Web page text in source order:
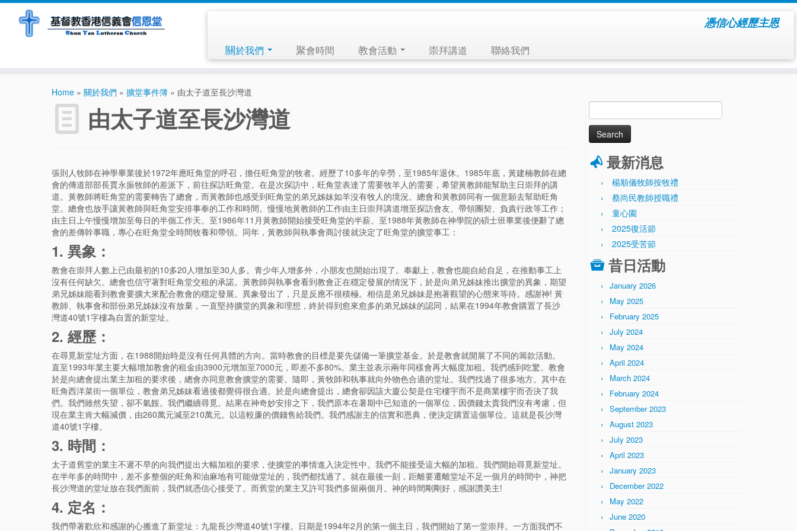
憑信心經歷主恩
關於我們 聚會時間 教會活動 崇拜講道 聯絡我們
Home » 關於我們 » 擴堂事件簿 » 由太子道至長沙灣道
由太子道至長沙灣道
張則人牧師在神學畢業後於1972年應旺角堂的呼召，擔任旺角堂的牧者。經歷了10多年的辛勞，至1985年退休。1985年底，黃建楠教師在總
會的傳道部部長賈永振牧師的差派下，前往探訪旺角堂。在是次探訪中，旺角堂表達了需要牧羊人的需要，希望黃教師能幫助主日崇拜的講
道。黃教師將旺角堂的需要轉告了總會，而黃教師也感受到旺角堂的弟兄姊妹如羊沒有牧人的境況。總會和黃教師同有一個意願去幫助旺角
堂。總會也放手讓黃教師與旺角堂安排事奉的工作和時間。慢慢地黃教師的工作由主日崇拜講道增至探訪會友、帶領團契、負責行政等工作；
由主日上午慢慢增加至每日的半個工作天。至1986年11月黃教師開始接受旺角堂的半薪。至1988年黃教師在神學院的碩士班畢業後便辭了總
會的差傳幹事職，專心在旺角堂全時間牧養和帶領。同年，黃教師與執事會商討後就決定了旺角堂的擴堂事工：
1. 異象：
教會在崇拜人數上已由最初的10多20人增加至30人多。青少年人增多外，小朋友也開始出現了。奉獻上，教會也能自給自足，在推動事工上
沒有任何缺欠。總會也信守著對旺角堂交租的承諾。黃教師與執事會看到教會正在穩定發展的情況下，於是向弟兄姊妹推出擴堂的異象，期望
弟兄姊妹能看到教會要擴大來配合教會的穩定發展。異象發出了，只是反應不很積極。相信是弟兄姊妹是抱著觀望的心態來等待。感謝神! 黃
教師、執事會和部份弟兄姊妹沒有放棄，一直堅持擴堂的異象和理想，終於得到愈來愈多的弟兄姊妹的認同，結果在1994年教會購置了長沙
灣道40號1字樓為自置的新堂址。
2. 經歷：
在尋覓新堂址方面，在1988開始時是沒有任何具體的方向。當時教會的目標是要先儲備一筆擴堂基金。於是教會就開展了不同的籌款活動。
直至1993年業主要大幅增加教會的租金由3900元增加至7000元，即差不多80%。業主並表示兩年同樣會再大幅度加租。我們感到吃驚。教會
於是向總會提出業主加租的要求後，總會亦同意教會擴堂的需要。隨即，黃牧師和執事就向外物色合適的堂址。我們找過了很多地方。其中在
旺角西洋菜街一個單位，教會弟兄姊妹看過後都覺得很合適。於是向總會提出，總會卻因該大廈公契是住宅樓宇而不是商業樓宇而否決了我
們。我們雖然失望，卻不氣餒。我們繼續尋覓。結果在神奇妙安排之下，我們原本在暑期中已知道的一個單位，因價錢太貴我們沒有考慮，但
現在業主肯大幅減價，由260萬元減至210萬元。以這較廉的價錢售給我們。我們感謝主的信實和恩典，便決定購置這個單位。這就是長沙灣
道40號1字樓。
3. 時間：
太子道舊堂的業主不遲不早的向我們提出大幅加租的要求，使擴堂的事情進入決定性中。我們不能接受這大幅的加租。我們開始尋覓新堂址。
在半年多的時間中，差不多整個的旺角和油麻地有可能做堂址的，我們都找過了。就在最後一刻，距離要遷離堂址不足一個月的時間中，神把
長沙灣道的堂址放在我們面前，我們就憑信心接受了。而舊堂的業主又許可我們多留兩個月。神的時間剛剛好，感謝讚美主!
4. 定名：
我們帶著歡欣和感謝的心搬進了新堂址：九龍長沙灣道40號1字樓。日期是1994年2月的第一個主日，我們開始了第一堂崇拜。一方面我們不
Search
for:
最新消息
楊順儀牧師按牧禮
蔡尚民教師授職禮
童心園
2025復活節
2025受苦節
昔日活動
January 2026
May 2025
February 2025
July 2024
May 2024
April 2024
March 2024
February 2024
September 2023
August 2023
July 2023
April 2023
January 2023
December 2022
May 2022
June 2020